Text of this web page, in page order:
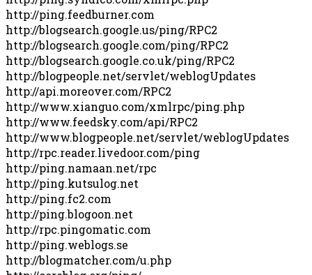
http://ping.feedburner.com
http://blogsearch.google.us/ping/RPC2
http://blogsearch.google.com/ping/RPC2
http://blogsearch.google.co.uk/ping/RPC2
http://blogpeople.net/servlet/weblogUpdates
http://api.moreover.com/RPC2
http://www.xianguo.com/xmlrpc/ping.php
http://www.feedsky.com/api/RPC2
http://www.blogpeople.net/servlet/weblogUpdates
http://rpc.reader.livedoor.com/ping
http://ping.namaan.net/rpc
http://ping.kutsulog.net
http://ping.fc2.com
http://ping.blogoon.net
http://rpc.pingomatic.com
http://ping.weblogs.se
http://blogmatcher.com/u.php